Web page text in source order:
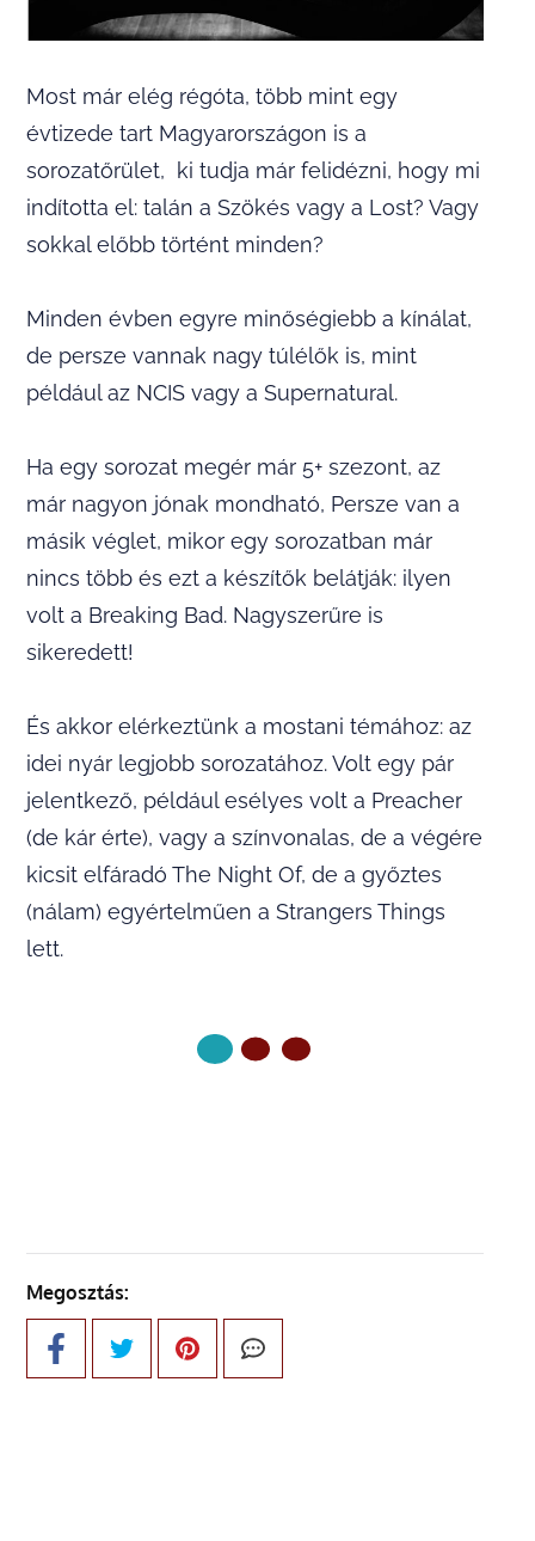
Most már elég régóta, több mint egy
évtizede tart Magyarországon is a
sorozatőrület, ki tudja már felidézni, hogy mi
indította el: talán a Szökés vagy a Lost? Vagy
sokkal előbb történt minden?
Minden évben egyre minőségiebb a kínálat,
de persze vannak nagy túlélők is, mint
például az NCIS vagy a Supernatural.
Ha egy sorozat megér már 5+ szezont, az
már nagyon jónak mondható, Persze van a
másik véglet, mikor egy sorozatban már
nincs több és ezt a készítők belátják: ilyen
volt a Breaking Bad. Nagyszerűre is
sikeredett!
És akkor elérkeztünk a mostani témához: az
idei nyár legjobb sorozatához. Volt egy pár
jelentkező, például esélyes volt a Preacher
(de kár érte), vagy a színvonalas, de a végére
kicsit elfáradó The Night Of, de a győztes
(nálam) egyértelműen a Strangers Things
lett.
Megosztás: